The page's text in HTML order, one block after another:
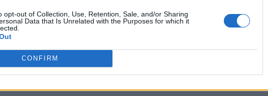
opt-out of Collection, Use, Retention, Sale, and/or Sharing
Data that Is Unrelated with the Purposes for which it
CONFIRM
στοιχεία ή μεταβληθεί η οικονομική